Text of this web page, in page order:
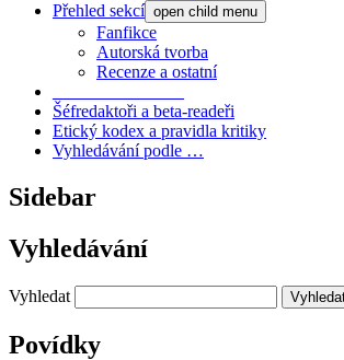
Přehled sekcí open child menu
Fanfikce
Autorská tvorba
Recenze a ostatní
Šéfredaktoři a beta-readeři
Etický kodex a pravidla kritiky
Vyhledávání podle …
Sidebar
Vyhledávání
Vyhledat
Povídky